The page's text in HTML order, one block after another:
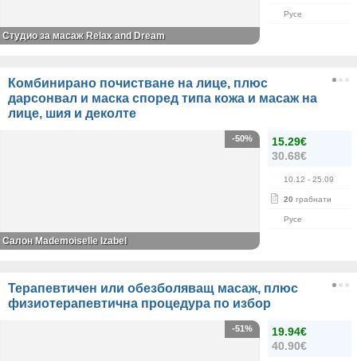
Русе
Студио за масаж Relax and Dream
Комбинирано почистване на лице, плюс
дарсонвал и маска според типа кожа и масаж на
лице, шия и деколте
15.29€
30.68€
10.12 - 25.09
20 грабнати
Русе
-50%
Салон Mademoiselle Izabel
Терапевтичен или обезболяващ масаж, плюс
физиотерапевтична процедура по избор
19.94€
40.90€
-51%